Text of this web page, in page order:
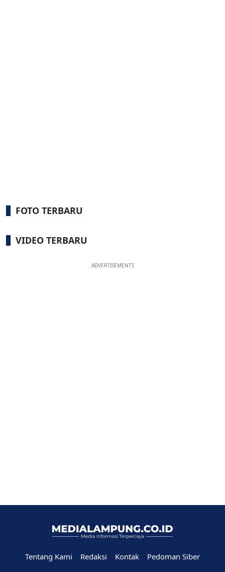
FOTO TERBARU
VIDEO TERBARU
ADVERTISEMENTS
Tentang Kami Redaksi Kontak
Pedoman Siber